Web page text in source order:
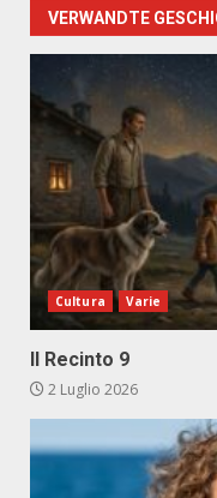
VERWANDTE
Cultura Varie
Il Recinto 9
2 Luglio 2026